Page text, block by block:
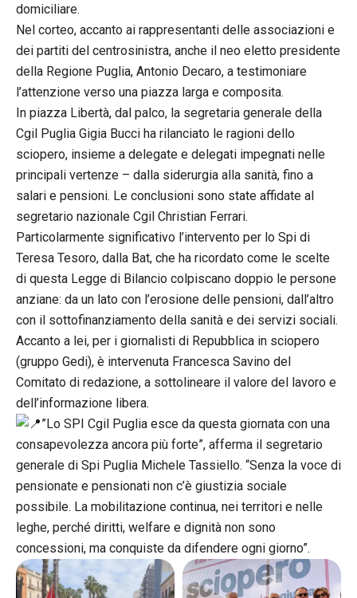
domiciliare.
Nel corteo, accanto ai rappresentanti delle associazioni e
dei partiti del centrosinistra, anche il neo eletto presidente
della Regione Puglia, Antonio Decaro, a testimoniare
l’attenzione verso una piazza larga e composita.
In piazza Libertà, dal palco, la segretaria generale della
Cgil Puglia Gigia Bucci ha rilanciato le ragioni dello
sciopero, insieme a delegate e delegati impegnati nelle
principali vertenze – dalla siderurgia alla sanità, fino a
salari e pensioni. Le conclusioni sono state affidate al
segretario nazionale Cgil Christian Ferrari.
Particolarmente significativo l’intervento per lo Spi di
Teresa Tesoro, dalla Bat, che ha ricordato come le scelte
di questa Legge di Bilancio colpiscano doppio le persone
anziane: da un lato con l’erosione delle pensioni, dall’altro
con il sottofinanziamento della sanità e dei servizi sociali.
Accanto a lei, per i giornalisti di Repubblica in sciopero
(gruppo Gedi), è intervenuta Francesca Savino del
Comitato di redazione, a sottolineare il valore del lavoro e
dell’informazione libera.
”Lo SPI Cgil Puglia esce da questa giornata con una
consapevolezza ancora più forte”, afferma il segretario
generale di Spi Puglia Michele Tassiello. “Senza la voce di
pensionate e pensionati non c’è giustizia sociale
possibile. La mobilitazione continua, nei territori e nelle
leghe, perché diritti, welfare e dignità non sono
concessioni, ma conquiste da difendere ogni giorno”.